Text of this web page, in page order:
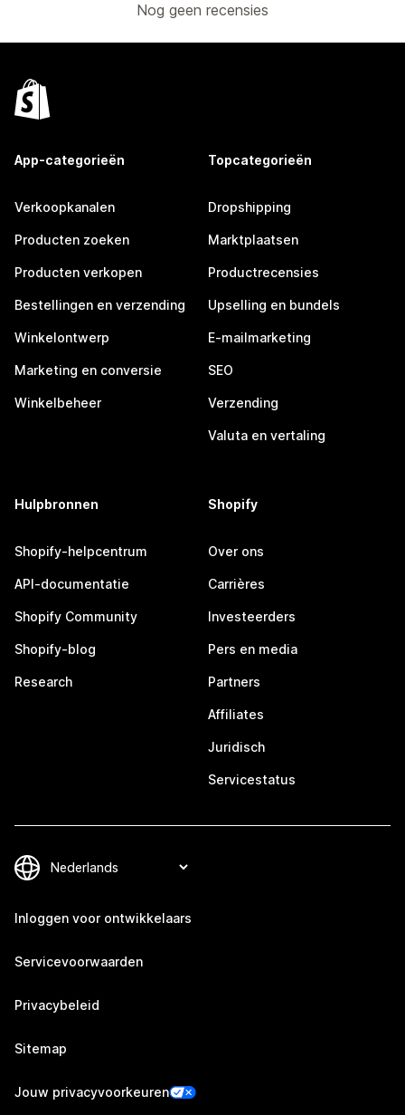
Nog geen recensies
App-categorieën
Verkoopkanalen
Producten zoeken
Producten verkopen
Bestellingen en verzending
Winkelontwerp
Marketing en conversie
Winkelbeheer
Topcategorieën
Dropshipping
Marktplaatsen
Productrecensies
Upselling en bundels
E-mailmarketing
SEO
Verzending
Valuta en vertaling
Hulpbronnen
Shopify-helpcentrum
API-documentatie
Shopify Community
Shopify-blog
Research
Shopify
Over ons
Carrières
Investeerders
Pers en media
Partners
Affiliates
Juridisch
Servicestatus
Inloggen voor ontwikkelaars
Servicevoorwaarden
Privacybeleid
Sitemap
Jouw privacyvoorkeuren